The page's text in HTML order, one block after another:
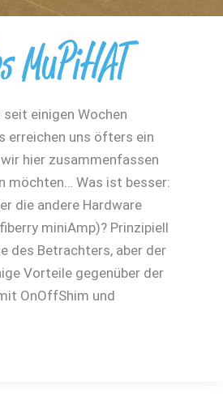
MuPiHAT
seit einigen Wochen
erreichen uns öfters ein
hier zusammenfassen
möchten… Was ist besser:
die andere Hardware
miniAmp)? Prinzipiell
des Betrachters, aber der
Vorteile gegenüber der
OnOffShim und